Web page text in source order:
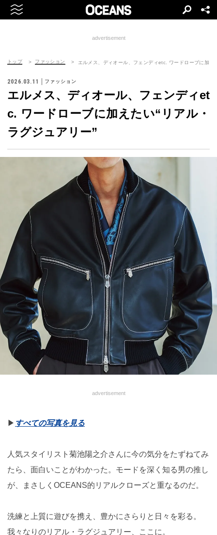
advertisement
トップ ファッション エルメス、ディオール、フェンディetc. ワードローブに加え
2026.03.11 ファッション
エルメス、ディオール、フェンディet
c. ワードローブに加えたい“リアル・
ラグジュアリー”
advertisement
▶︎ すべての写真を見る
人気スタイリスト菊池陽之介さんに今の気分をたずねてみ
たら、面白いことがわかった。モードを深く知る男の推し
が、まさしくOCEANS的リアルクローズと重なるのだ。
洗練と上質に遊びを携え、豊かにさらりと日々を彩る。
我々なりのリアル・ラグジュアリー、ここに。